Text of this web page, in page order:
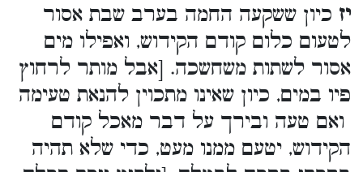
יז כיון ששקעה החמה בערב שבת אסור
לטעום כלום קודם הקידוש, ואפילו מים
אסור לשתות משחשכה. [אבל מותר לרחוץ
פיו במים, כיון שאינו מתכוין להנאת טעימה
ואם טעה ובירך על דבר מאכל קודם
הקידוש, יטעם ממנו מעט, כדי שלא תהיה